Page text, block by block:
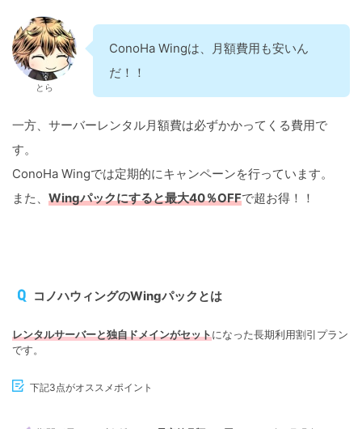
とら
ConoHa Wingは、月額費用も安いん
だ！！
一方、サーバーレンタル月額費は必ずかかってくる費用で
す。
ConoHa Wingでは定期的にキャンペーンを行っています。
また、 Wingパックにすると最大40％OFFで超お得！！
コノハウィングのWingパックとは
レンタルサーバーと独自ドメインがセットになった長期利用割引プラン
です。
下記3点がオススメポイント